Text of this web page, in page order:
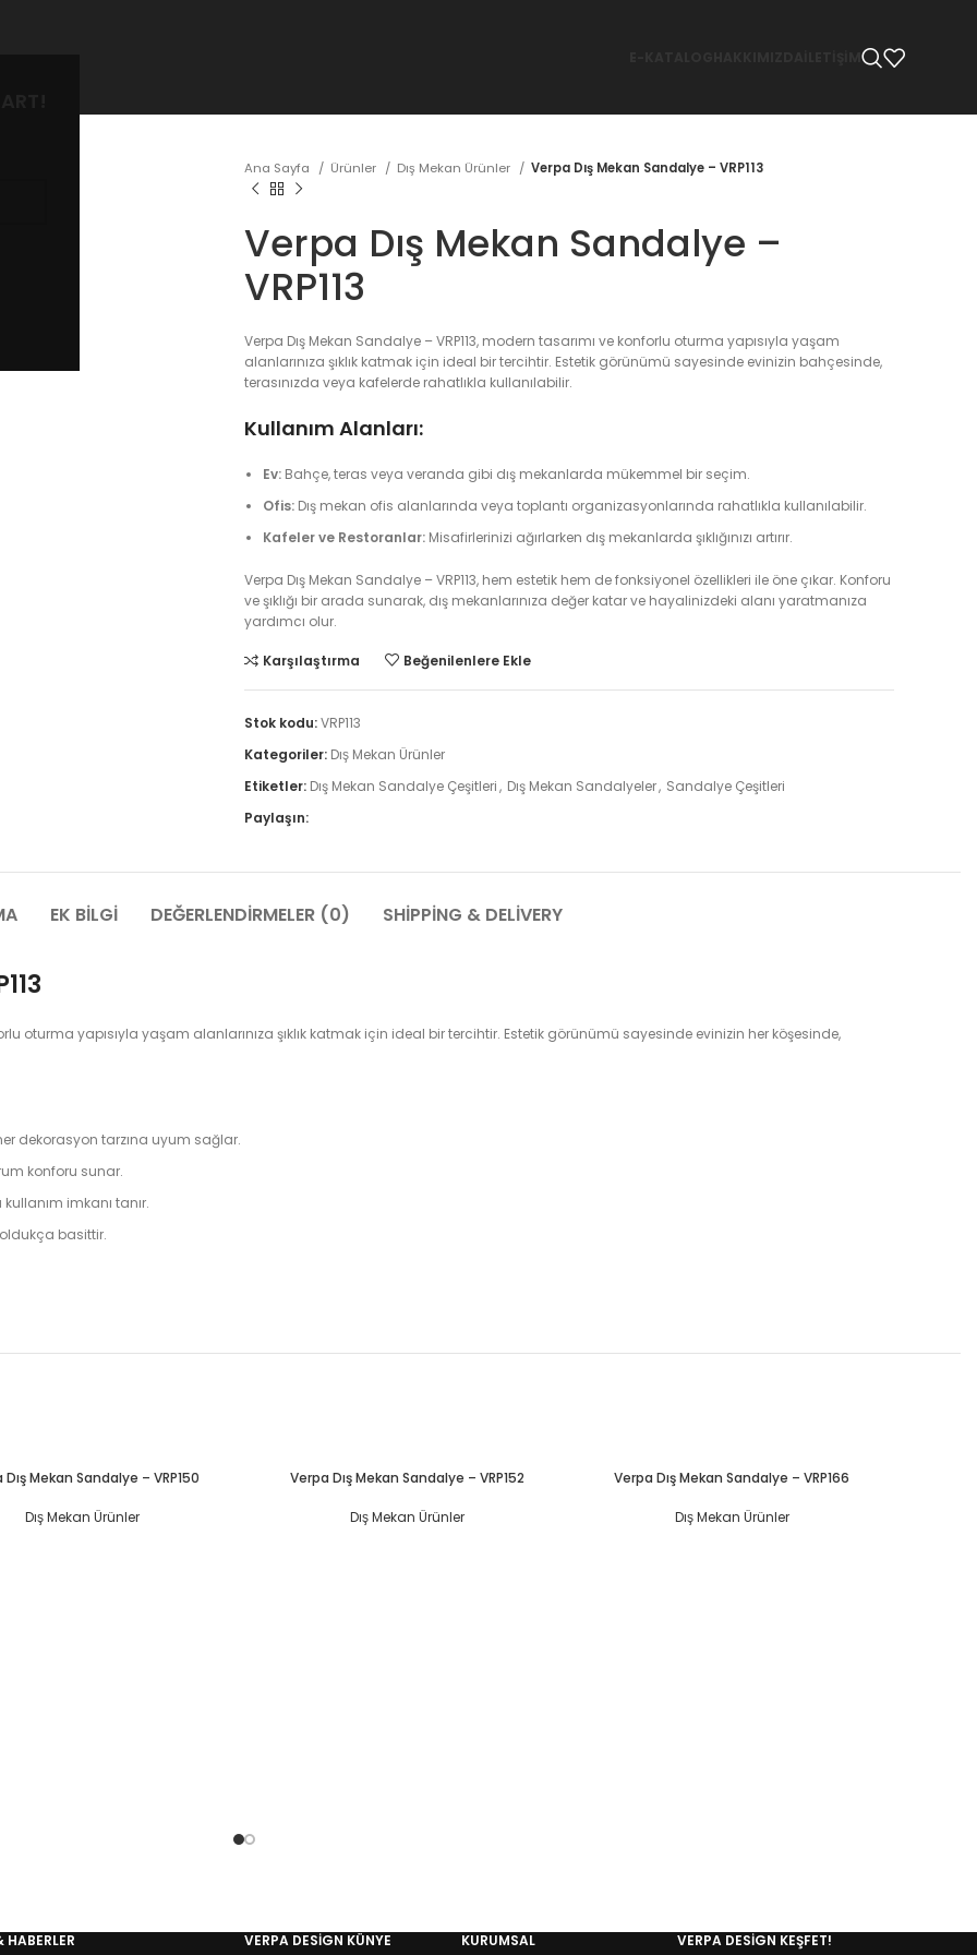
Ana Sayfa Ürünler Dış Mekan Ürünler Verpa Dış Mekan Sandalye – VRP113
Verpa Dış Mekan Sandalye –
VRP113
Verpa Dış Mekan Sandalye – VRP113, modern tasarımı ve konforlu oturma yapısıyla yaşam
alanlarınıza şıklık katmak için ideal bir tercihtir. Estetik görünümü sayesinde evinizin bahçesinde,
terasınızda veya kafelerde rahatlıkla kullanılabilir.
Kullanım Alanları:
Ev: Bahçe, teras veya veranda gibi dış mekanlarda mükemmel bir seçim.
Ofis: Dış mekan ofis alanlarında veya toplantı organizasyonlarında rahatlıkla kullanılabilir.
Kafeler ve Restoranlar: Misafirlerinizi ağırlarken dış mekanlarda şıklığınızı artırır.
Verpa Dış Mekan Sandalye – VRP113, hem estetik hem de fonksiyonel özellikleri ile öne çıkar. Konforu
ve şıklığı bir arada sunarak, dış mekanlarınıza değer katar ve hayalinizdeki alanı yaratmanıza
yardımcı olur.
Karşılaştırma Beğenilenlere Ekle
Stok kodu:VRP113
Kategoriler: Dış Mekan Ürünler
Etiketler: Dış Mekan Sandalye Çeşitleri, Dış Mekan Sandalyeler, Sandalye Çeşitleri
Paylaşın:
EK BILGI DEĞERLENDIRMELER (0) SHIPPING & DELIVERY
oturma yapısıyla yaşam alanlarınıza şıklık katmak için ideal bir tercihtir. Estetik görünümü sayesinde evinizin her köşesinde,
dekorasyon tarzına uyum sağlar.
konforu sunar.
imkanı tanır.
oldukça basittir.
Dış Mekan Sandalye – VRP150
Dış Mekan Ürünler
Verpa Dış Mekan Sandalye – VRP152
Dış Mekan Ürünler
Verpa Dış Mekan Sandalye – VRP166
Dış Mekan Ürünler
VERPA DESIGN KÜNYE KURUMSAL VERPA DESIGN KEŞFET!